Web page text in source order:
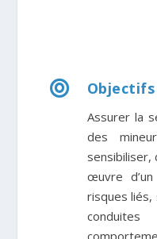

Assurer la
des
sensibiliser,
œuvre
risques liés,